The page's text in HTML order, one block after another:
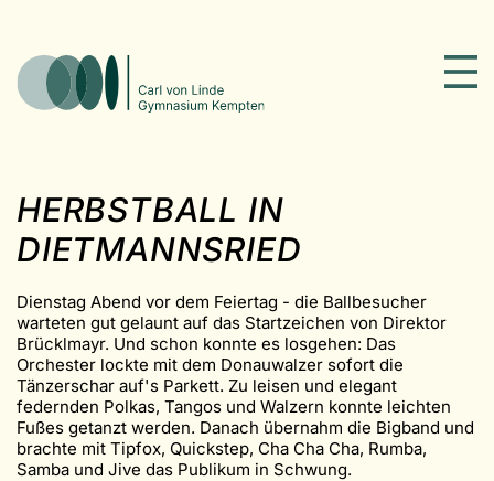
HERBSTBALL IN
DIETMANNSRIED
Dienstag Abend vor dem Feiertag - die Ballbesucher
warteten gut gelaunt auf das Startzeichen von Direktor
Brücklmayr. Und schon konnte es losgehen: Das
Orchester lockte mit dem Donauwalzer sofort die
Tänzerschar auf's Parkett. Zu leisen und elegant
federnden Polkas, Tangos und Walzern konnte leichten
Fußes getanzt werden. Danach übernahm die Bigband und
brachte mit Tipfox, Quickstep, Cha Cha Cha, Rumba,
Samba und Jive das Publikum in Schwung.